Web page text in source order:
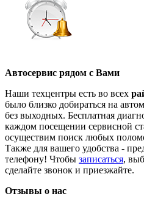
Автосервис рядом с Вами
Наши техцентры есть во всех
было близко добираться на
без выходных. Бесплатная
каждом посещении сервисной
осуществим поиск любых
Также для вашего удобства -
телефону! Чтобы записаться,
сделайте звонок и приезжайте.
Отзывы о нас